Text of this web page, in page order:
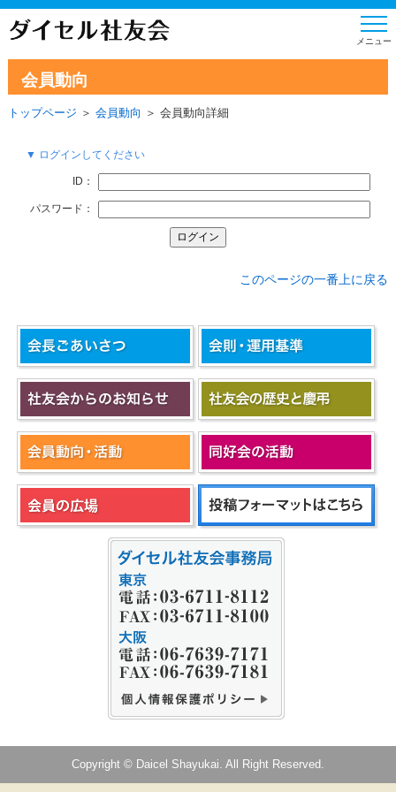
会員動向
トップページ ＞ 会員動向 ＞ 会員動向詳細
▼ ログインしてください
ID：
パスワード：
このページの一番上に戻る
Copyright © Daicel Shayukai. All Right Reserved.